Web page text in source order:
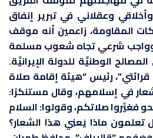
وعقلاني في تبرير إنفاق
المقاومة، زاعمين أنه موقف
وواجب شرعي تجاه شعوب مسلمة
الوطنيَّة للدولة الإيرانيَّة.
رئيس “هيئة إقامة صلاة
في إسلامهم، وقال مستنكرًا:
فغيِّروا صلاتكم، وقولوا: السلام
تعلمون ماذا يَعنِي هذا الشعار؟